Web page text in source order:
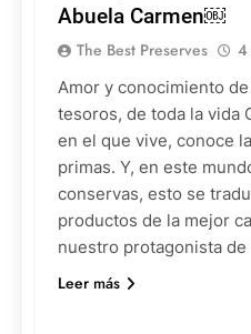
Abuela Carmen￼
The Best Preserves 4
Amor y conocimiento
tesoros, de toda la vida
en el que vive, conoce
primas. Y, en este
conservas, esto se
productos de la mejor
nuestro protagonista
Leer más